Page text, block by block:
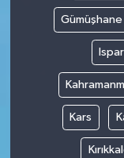
Gümüşhane
Kars